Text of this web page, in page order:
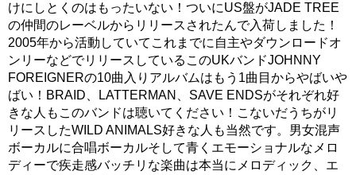
けにしとくのはもったいない！ついにUS盤がJADE TREE
の仲間のレーベルからリリースされたんで入荷しました！
2005年から活動していてこれまでに自主やダウンロードオ
ンリーなどでリリースしているこのUKバンドJOHNNY
FOREIGNERの10曲入りアルバムはもう1曲目からやばいや
ばい！BRAID、LATTERMAN、SAVE ENDSがそれぞれ好
きな人もこのバンドは聴いてください！こないだうちがリ
リースしたWILD ANIMALS好きな人も当然です。男女混声
ボーカルに合唱ボーカルそして青くエモーショナルなメロ
ディーで疾走感バッチリな楽曲は本当にメロディック、エ